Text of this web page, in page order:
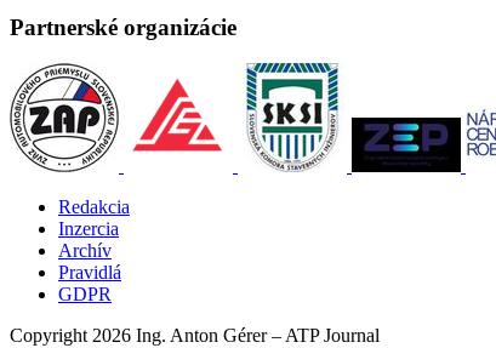
Partnerské organizácie
Redakcia
Inzercia
Archív
Pravidlá
GDPR
Copyright 2026 Ing. Anton Gérer – ATP Journal